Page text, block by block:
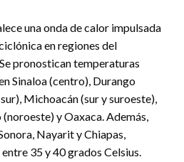
una onda de calor impulsada
en regiones del
pronostican temperaturas
Sinaloa (centro), Durango
Michoacán (sur y suroeste),
y Oaxaca. Además,
Nayarit y Chiapas,
35 y 40 grados Celsius.